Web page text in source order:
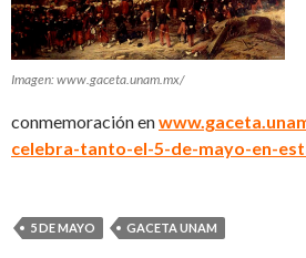
Imagen: www.gaceta.unam.mx/
conmemoración en
celebra-tanto-el-5-de-mayo-en-
5 DE MAYO GACETA UNAM